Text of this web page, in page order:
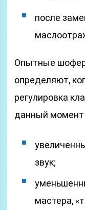
после
Опытные
определяют,
регулировка
данный момент
звук;
мастера,